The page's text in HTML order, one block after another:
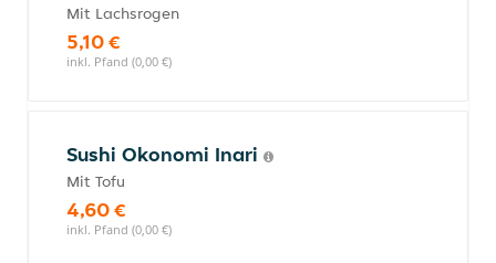
Mit Lachsrogen
5,10 €
inkl. Pfand (0,00 €)
Sushi Okonomi Inari
Mit Tofu
4,60 €
inkl. Pfand (0,00 €)